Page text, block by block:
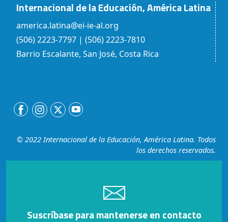
Internacional de la Educación, América Latina
america.latina@ei-ie-al.org
(506) 2223-7797 | (506) 2223-7810
Barrio Escalante, San José, Costa Rica
© 2022 Internacional de la Educación, América Latina. Todos
los derechos reservados.
Suscríbase para mantenerse en contacto